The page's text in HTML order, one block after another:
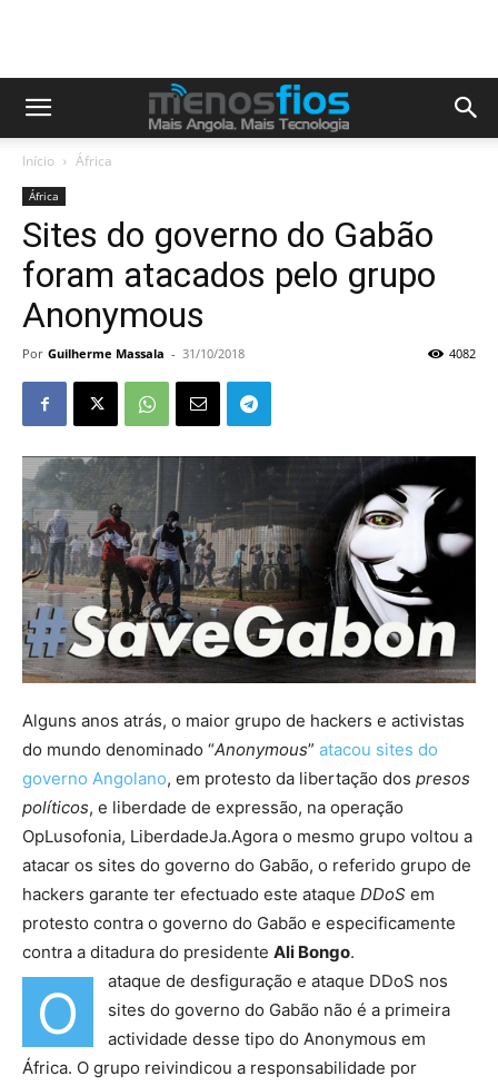
Início África
África
Sites do governo do Gabão
foram atacados pelo grupo
Anonymous
Por Guilherme Massala - 31/10/2018 4082
Alguns anos atrás, o maior grupo de hackers e activistas
do mundo denominado “Anonymous” atacou sites do
governo Angolano, em protesto da libertação dos presos
políticos, e liberdade de expressão, na operação
OpLusofonia, LiberdadeJa.Agora o mesmo grupo voltou a
atacar os sites do governo do Gabão, o referido grupo de
hackers garante ter efectuado este ataque DDoS em
protesto contra o governo do Gabão e especificamente
contra a ditadura do presidente Ali Bongo.
O
ataque de desfiguração e ataque DDoS nos
sites do governo do Gabão não é a primeira
actividade desse tipo do Anonymous em
África. O grupo reivindicou a responsabilidade por